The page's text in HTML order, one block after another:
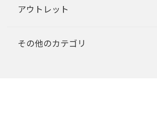
アウトレット
その他のカテゴリ